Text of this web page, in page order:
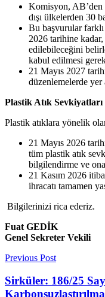
Komisyon, AB’den
dışı ülkelerden 30
Bu başvurular
2026 tarihine
edilebileceğini
kabul edilmesi
21 Mayıs 2027
düzenlemelerde yer
Plastik Atık Sevkiyatları
Plastik atıklara yönelik
21 Mayıs 2026
tüm plastik atık
bilgilendirme ve
21 Kasım 2026
ihracatı tamamen
Bilgilerinizi rica ederiz.
Fuat GEDİK
Genel Sekreter Vekili
Previous Post
Sirküler: 186/25